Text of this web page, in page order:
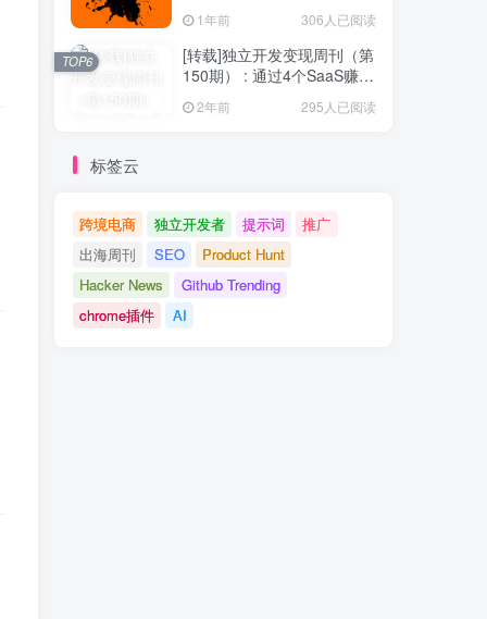
1年前 306人已阅读
[转载]独立开发变现周刊（第
150期） : 通过4个SaaS赚取
2年前 295人已阅读
TOP6
标签云
跨境电商 独立开发者 提示词
推广
出海周刊
SEO
Product Hunt
Hacker News
Github Trending
chrome插件
AI